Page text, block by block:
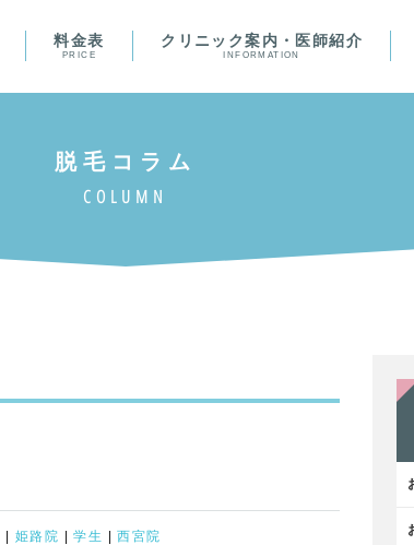
料金表
PRICE
クリニック案内・医師紹介
INFORMATION
|姫路院 |学生 |西宮院